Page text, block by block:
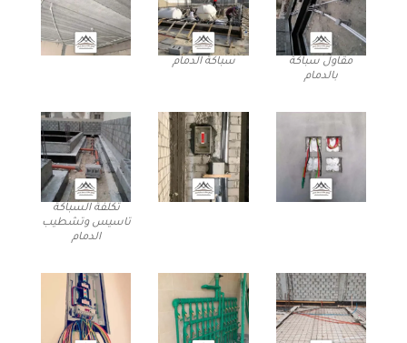
مقاول سباكة
بالدمام
سباكة الدمام
تكلفة السباكة
تاسيس وتشطيب
الدمام